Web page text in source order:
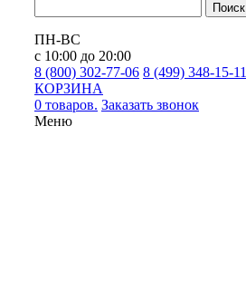
Поиск
ПН-ВС
с 10:00 до 20:00
8 (800) 302-77-06 8 (499) 348-15-11
КОРЗИНА
0 товаров. Заказать звонок
Меню